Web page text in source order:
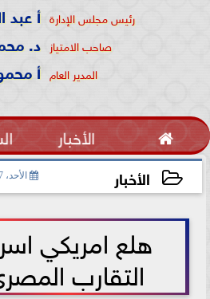
رئيس مجلس الإدارة أ عبد
صاحب الامتياز د.
المدير العام أ
 الأخبار
الأخبار الأحد، 7 يونيو 2026
هلع امريكي
التقارب